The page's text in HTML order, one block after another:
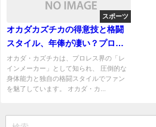
スポーツ
オカダカズチカの得意技と格闘
スタイル、年俸が凄い？プロフ
wiki経歴！嫁は誰？
オカダ・カズチカは、プロレス界の「レ
インメーカー」として知られ、 圧倒的な
身体能力と独自の格闘スタイルでファン
を魅了しています。 オカダ・カ...